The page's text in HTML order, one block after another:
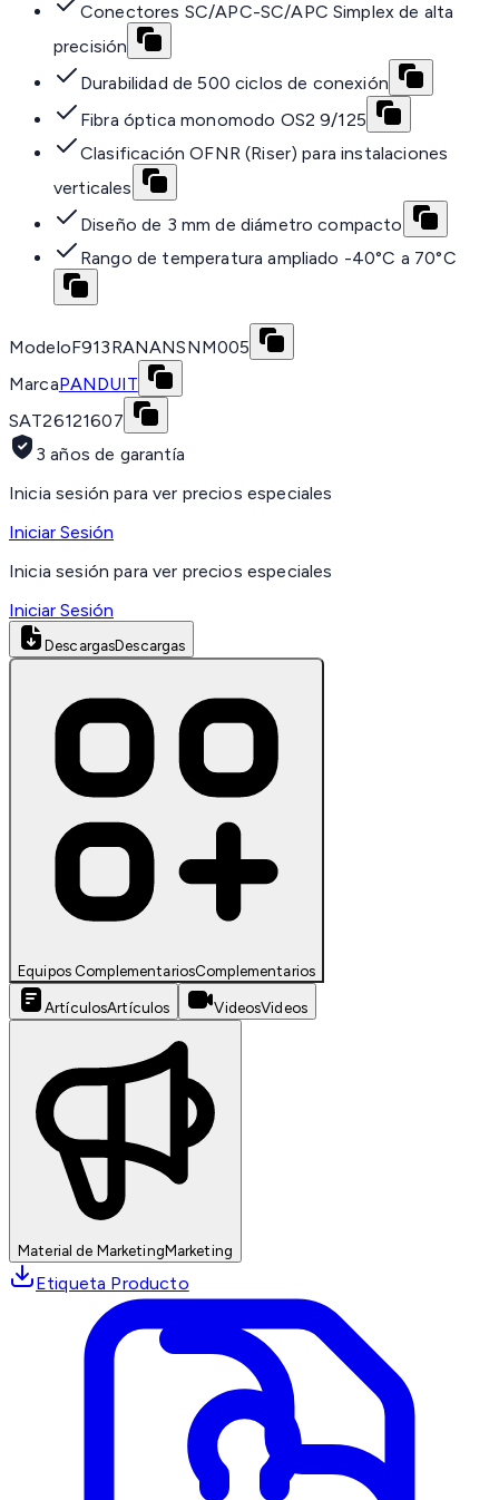
Conectores SC/APC-SC/APC Simplex de alta
precisión
Durabilidad de 500 ciclos de conexión
Fibra óptica monomodo OS2 9/125
Clasificación OFNR (Riser) para instalaciones
verticales
Diseño de 3 mm de diámetro compacto
Rango de temperatura ampliado -40°C a 70°C
ModeloF913RANANSNM005
MarcaPANDUIT
SAT26121607
3 años de garantía
Inicia sesión para ver precios especiales
Iniciar Sesión
Inicia sesión para ver precios especiales
Iniciar Sesión
DescargasDescargas
Equipos ComplementariosComplementarios
ArtículosArtículos VideosVideos
Material de MarketingMarketing
Etiqueta Producto